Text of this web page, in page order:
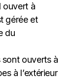
ouvert à
gérée et
du
sont ouverts à
à l’extérieur